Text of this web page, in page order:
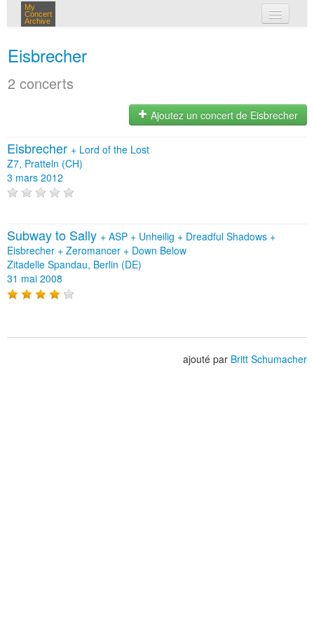
My
Concert
Archive
Eisbrecher
2 concerts
Ajoutez un concert de Eisbrecher
Eisbrecher + Lord of the Lost
Z7, Pratteln (CH)
3 mars 2012
Subway to Sally + ASP + Unheilig + Dreadful Shadows +
Eisbrecher + Zeromancer + Down Below
Zitadelle Spandau, Berlin (DE)
31 mai 2008
ajouté par Britt Schumacher